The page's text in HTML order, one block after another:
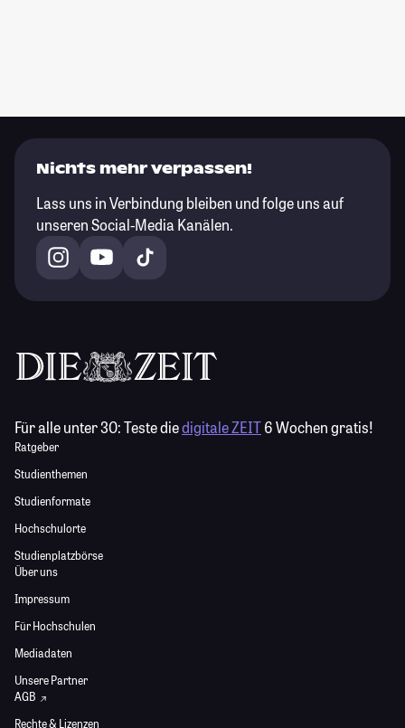
Nichts mehr verpassen!
Lass uns in Verbindung bleiben und folge uns auf
unseren Social-Media Kanälen.
Für alle unter 30:Teste diedigitale ZEIT6 Wochen gratis!
Ratgeber
Studienthemen
Studienformate
Hochschulorte
Studienplatzbörse
Über uns
Impressum
Für Hochschulen
Mediadaten
Unsere Partner
AGB
Rechte & Lizenzen